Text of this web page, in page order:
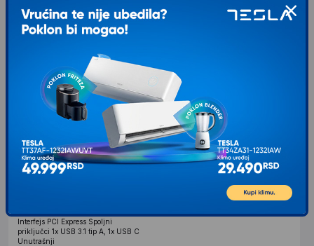
1.649 RSD 2.299 RSD
E-GREEN PCI-Express
Interfejs PCI Express Spoljni
priključci 1x USB 3.1 tip A, 1x USB C
Unutrašnji
GEMBIRD PEX-M2-01 M.2 SSD
add-on card, sa dodatnim low-
profile breketom